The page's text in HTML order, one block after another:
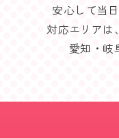
安心して当
対応エリアは
愛知・岐